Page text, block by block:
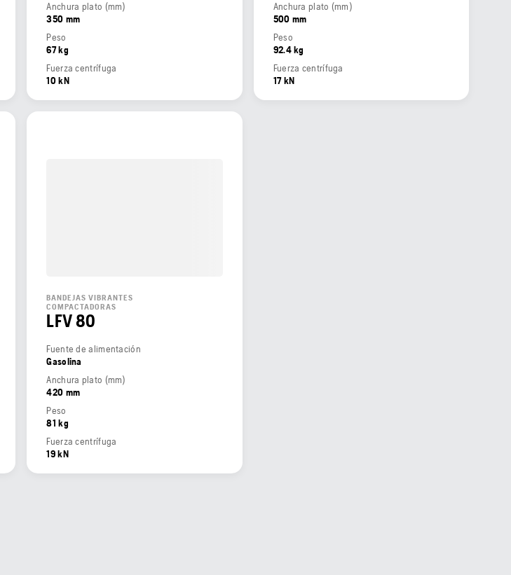
Anchura plato (mm)
350 mm
Peso
67 kg
Fuerza centrífuga
10 kN
Anchura plato (mm)
500 mm
Peso
92.4 kg
Fuerza centrífuga
17 kN
BANDEJAS VIBRANTES
COMPACTADORAS
LFV 80
Fuente de alimentación
Gasolina
Anchura plato (mm)
420 mm
Peso
81 kg
Fuerza centrífuga
19 kN